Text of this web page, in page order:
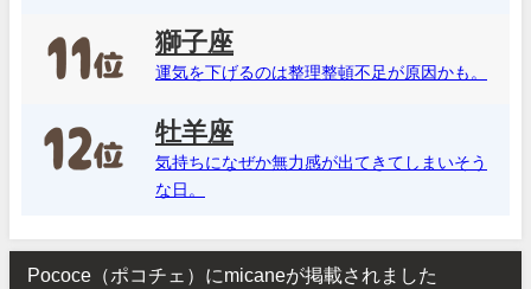
獅子座
運気を下げるのは整理整頓不足が原因かも。
牡羊座
気持ちになぜか無力感が出てきてしまいそう
な日。
Pococe（ポコチェ）にmicaneが掲載されました